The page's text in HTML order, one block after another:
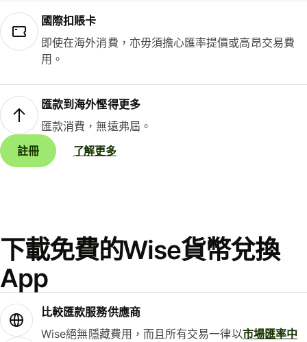
國際扣賬卡
即使在海外消費，亦毋須擔心匯率提價或高昂交易費
用。
匯款到海外慳得更多
匯款消費，無遠弗屆。
註冊
了解更多
下載免費的Wise貨幣兌換
App
比較匯款服務供應商
Wise絕無隱藏費用，而且所有交易一律以市場匯率中